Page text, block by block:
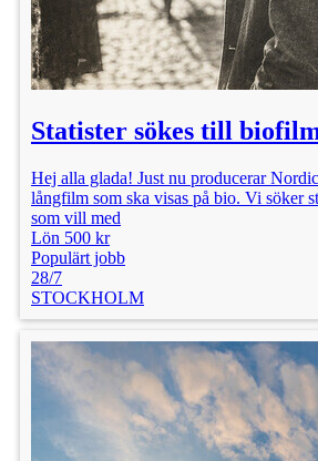
Statister sökes till
Hej alla glada! Just nu producerar
långfilm som ska visas på bio. Vi söker
som vill med
Lön 500 kr
Populärt jobb
28/7
STOCKHOLM